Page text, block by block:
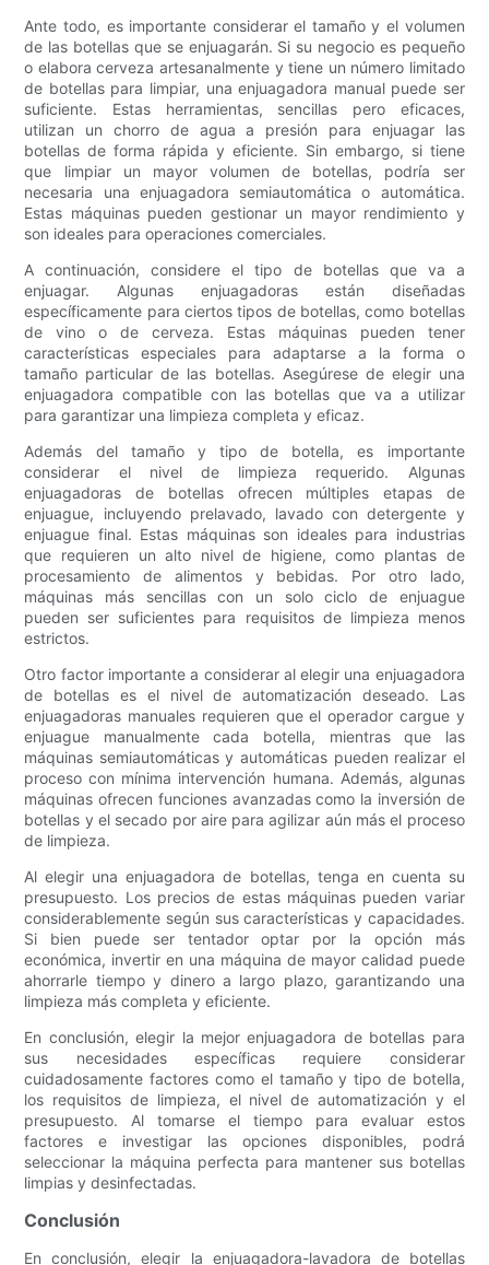
Ante todo, es importante considerar el tamaño y el volumen
de las botellas que se enjuagarán. Si su negocio es pequeño
o elabora cerveza artesanalmente y tiene un número limitado
de botellas para limpiar, una enjuagadora manual puede ser
suficiente. Estas herramientas, sencillas pero eficaces,
utilizan un chorro de agua a presión para enjuagar las
botellas de forma rápida y eficiente. Sin embargo, si tiene
que limpiar un mayor volumen de botellas, podría ser
necesaria una enjuagadora semiautomática o automática.
Estas máquinas pueden gestionar un mayor rendimiento y
son ideales para operaciones comerciales.
A continuación, considere el tipo de botellas que va a
enjuagar. Algunas enjuagadoras están diseñadas
específicamente para ciertos tipos de botellas, como botellas
de vino o de cerveza. Estas máquinas pueden tener
características especiales para adaptarse a la forma o
tamaño particular de las botellas. Asegúrese de elegir una
enjuagadora compatible con las botellas que va a utilizar
para garantizar una limpieza completa y eficaz.
Además del tamaño y tipo de botella, es importante
considerar el nivel de limpieza requerido. Algunas
enjuagadoras de botellas ofrecen múltiples etapas de
enjuague, incluyendo prelavado, lavado con detergente y
enjuague final. Estas máquinas son ideales para industrias
que requieren un alto nivel de higiene, como plantas de
procesamiento de alimentos y bebidas. Por otro lado,
máquinas más sencillas con un solo ciclo de enjuague
pueden ser suficientes para requisitos de limpieza menos
estrictos.
Otro factor importante a considerar al elegir una enjuagadora
de botellas es el nivel de automatización deseado. Las
enjuagadoras manuales requieren que el operador cargue y
enjuague manualmente cada botella, mientras que las
máquinas semiautomáticas y automáticas pueden realizar el
proceso con mínima intervención humana. Además, algunas
máquinas ofrecen funciones avanzadas como la inversión de
botellas y el secado por aire para agilizar aún más el proceso
de limpieza.
Al elegir una enjuagadora de botellas, tenga en cuenta su
presupuesto. Los precios de estas máquinas pueden variar
considerablemente según sus características y capacidades.
Si bien puede ser tentador optar por la opción más
económica, invertir en una máquina de mayor calidad puede
ahorrarle tiempo y dinero a largo plazo, garantizando una
limpieza más completa y eficiente.
En conclusión, elegir la mejor enjuagadora de botellas para
sus necesidades específicas requiere considerar
cuidadosamente factores como el tamaño y tipo de botella,
los requisitos de limpieza, el nivel de automatización y el
presupuesto. Al tomarse el tiempo para evaluar estos
factores e investigar las opciones disponibles, podrá
seleccionar la máquina perfecta para mantener sus botellas
limpias y desinfectadas.
Conclusión
En conclusión, elegir la enjuagadora-lavadora de botellas